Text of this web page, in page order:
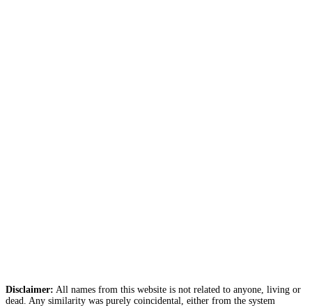
Disclaimer: All names from this website is not related to anyone, living or
dead. Any similarity was purely coincidental, either from the system